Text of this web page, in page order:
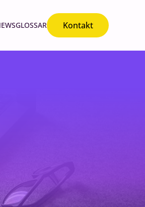
GLOSSAR Kontakt